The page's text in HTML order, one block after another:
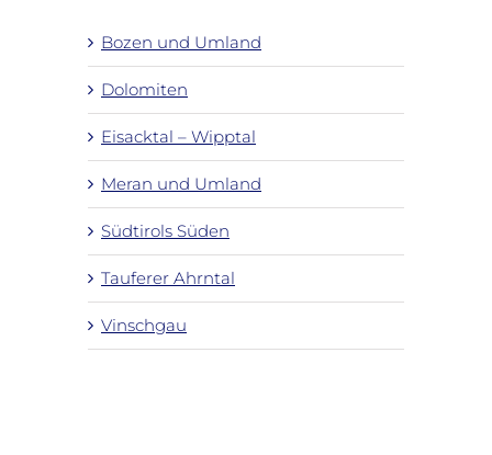
Bozen und Umland
Dolomiten
Eisacktal – Wipptal
Meran und Umland
Südtirols Süden
Tauferer Ahrntal
Vinschgau